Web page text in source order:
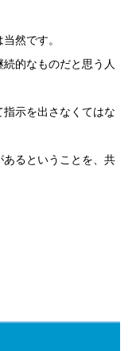
然です。
的なものだと思う人
示を出さなくてはな
るということを、共